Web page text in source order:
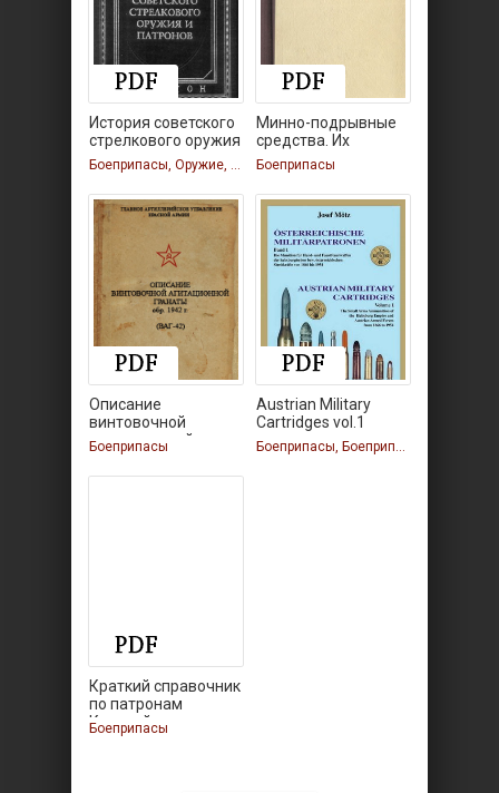
История советского
стрелкового оружия
и
Боеприпасы, Оружие, Боеприпасы, Оружие
Минно-подрывные
средства. Их
развитие и
Боеприпасы
Описание
винтовочной
агитационной
Боеприпасы
Austrian Military
Cartridges vol.1
Боеприпасы, Боеприпасы, Боеприпасы, Боеприпасы
Краткий справочник
по патронам
Красной
Боеприпасы